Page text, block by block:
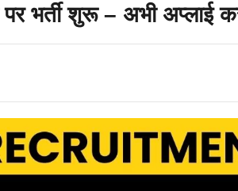
भर्ती शुरू – अभी अप्लाई